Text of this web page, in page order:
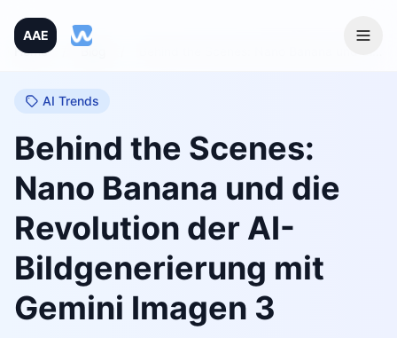
AAE
Home
Blog
AI Trends
Behind the Scenes:
Nano Banana und die
Revolution der AI-
Bildgenerierung mit
Gemini Imagen 3